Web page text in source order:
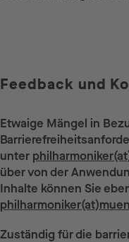
Feedback und
Etwaige Mängel in
unter
über von der
Inhalte können Sie
Zuständig für die